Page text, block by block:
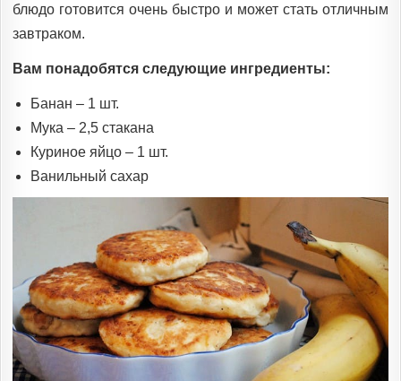
блюдо готовится очень быстро и может стать отличным
завтраком.
Вам понадобятся следующие ингредиенты:
Банан – 1 шт.
Мука – 2,5 стакана
Куриное яйцо – 1 шт.
Ванильный сахар